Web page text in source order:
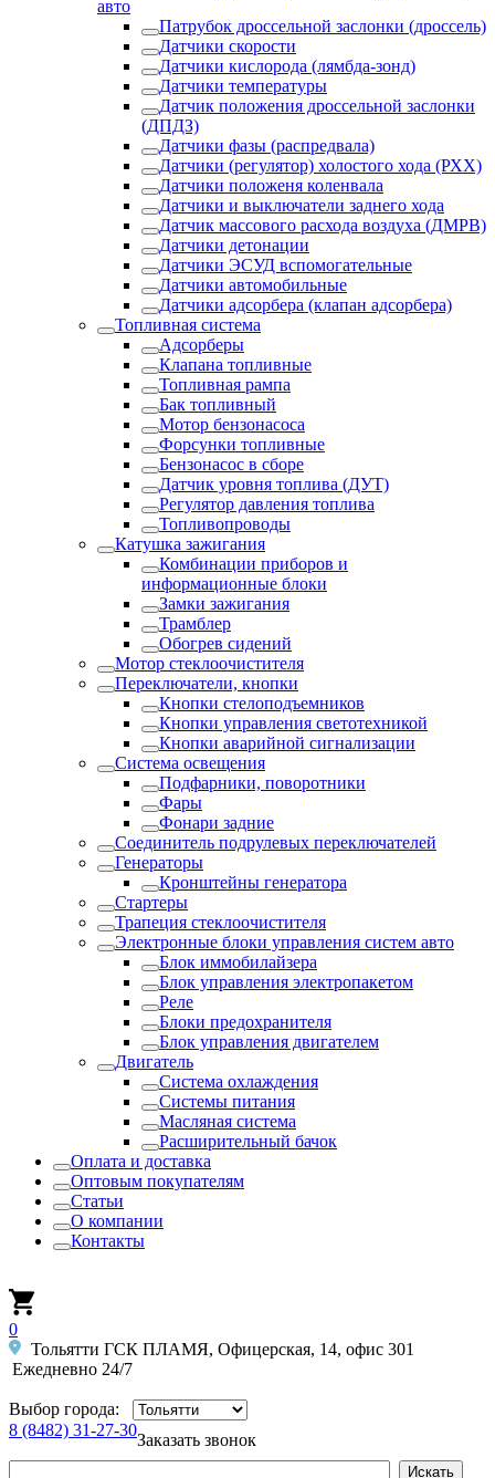
авто
Патрубок дроссельной заслонки (дроссель)
Датчики скорости
Датчики кислорода (лямбда-зонд)
Датчики температуры
Датчик положения дроссельной заслонки
(ДПДЗ)
Датчики фазы (распредвала)
Датчики (регулятор) холостого хода (РХХ)
Датчики положеня коленвала
Датчики и выключатели заднего хода
Датчик массового расхода воздуха (ДМРВ)
Датчики детонации
Датчики ЭСУД вспомогательные
Датчики автомобильные
Датчики адсорбера (клапан адсорбера)
Топливная система
Адсорберы
Клапана топливные
Топливная рампа
Бак топливный
Мотор бензонасоса
Форсунки топливные
Бензонасос в сборе
Датчик уровня топлива (ДУТ)
Регулятор давления топлива
Топливопроводы
Катушка зажигания
Комбинации приборов и
информационные блоки
Замки зажигания
Трамблер
Обогрев сидений
Мотор стеклоочистителя
Переключатели, кнопки
Кнопки стелоподъемников
Кнопки управления светотехникой
Кнопки аварийной сигнализации
Система освещения
Подфарники, поворотники
Фары
Фонари задние
Соединитель подрулевых переключателей
Генераторы
Кронштейны генератора
Стартеры
Трапеция стеклоочистителя
Электронные блоки управления систем авто
Блок иммобилайзера
Блок управления электропакетом
Реле
Блоки предохранителя
Блок управления двигателем
Двигатель
Система охлаждения
Системы питания
Масляная система
Расширительный бачок
Оплата и доставка
Оптовым покупателям
Статьи
О компании
Контакты
0
Тольятти ГСК ПЛАМЯ, Офицерская, 14, офис 301
Ежедневно 24/7
Выбор города:
8 (8482) 31-27-30
Заказать звонок